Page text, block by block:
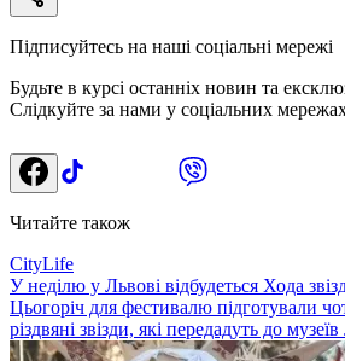
Підписуйтесь на наші соціальні мережі
Будьте в курсі останніх новин та
Слідкуйте за нами у соціальних
Читайте також
CityLife
У неділю у Львові відбудеться Хода
Цьогоріч для фестивалю підготували
різдвяні звізди, які передадуть до